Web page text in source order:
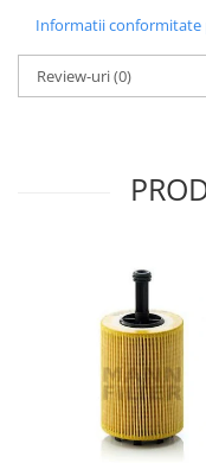
Informatii conformitate
Review-uri(0)